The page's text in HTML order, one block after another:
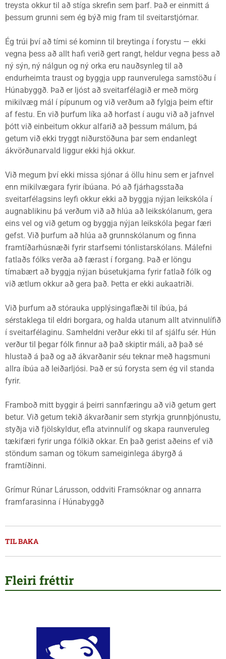
treysta okkur til að stíga skrefin sem þarf. Það er einmitt á
þessum grunni sem ég býð mig fram til sveitarstjórnar.
Ég trúi því að tími sé kominn til breytinga í forystu — ekki
vegna þess að allt hafi verið gert rangt, heldur vegna þess að
ný sýn, ný nálgun og ný orka eru nauðsynleg til að
endurheimta traust og byggja upp raunverulega samstöðu í
Húnabyggð. Það er ljóst að sveitarfélagið er með mörg
mikilvæg mál í pípunum og við verðum að fylgja þeim eftir
af festu. En við þurfum líka að horfast í augu við að jafnvel
þótt við einbeitum okkur alfarið að þessum málum, þá
getum við ekki tryggt niðurstöðuna þar sem endanlegt
ákvörðunarvald liggur ekki hjá okkur.
Við megum því ekki missa sjónar á öllu hinu sem er jafnvel
enn mikilvægara fyrir íbúana. Þó að fjárhagsstaða
sveitarfélagsins leyfi okkur ekki að byggja nýjan leikskóla í
augnablikinu þá verðum við að hlúa að leikskólanum, gera
eins vel og við getum og byggja nýjan leikskóla þegar færi
gefst. Við þurfum að hlúa að grunnskólanum og finna
framtíðarhúsnæði fyrir starfsemi tónlistarskólans. Málefni
fatlaðs fólks verða að færast í forgang. Það er löngu
tímabært að byggja nýjan búsetukjarna fyrir fatlað fólk og
við ætlum okkur að gera það. Þetta er ekki aukaatriði.
Við þurfum að stórauka upplýsingaflæði til íbúa, þá
sérstaklega til eldri borgara, og halda utanum allt atvinnulífið
í sveitarfélaginu. Samheldni verður ekki til af sjálfu sér. Hún
verður til þegar fólk finnur að það skiptir máli, að það sé
hlustað á það og að ákvarðanir séu teknar með hagsmuni
allra íbúa að leiðarljósi. Það er sú forysta sem ég vil standa
fyrir.
Framboð mitt byggir á þeirri sannfæringu að við getum gert
betur. Við getum tekið ákvarðanir sem styrkja grunnþjónustu,
styðja við fjölskyldur, efla atvinnulíf og skapa raunveruleg
tækifæri fyrir unga fólkið okkar. En það gerist aðeins ef við
stöndum saman og tökum sameiginlega ábyrgð á
framtíðinni.
Grímur Rúnar Lárusson, oddviti Framsóknar og annarra
framfarasinna í Húnabyggð
TIL BAKA
Fleiri fréttir